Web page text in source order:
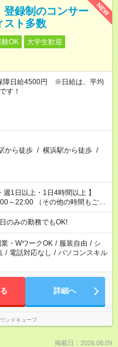
NEW
登録制のコンサー
スト多数
験OK
大学生歓迎
障日給4500円 ※日給は、平均
す！
から徒歩 / 横浜駅から徒歩 /
週1日以上・1日4時間以上 】
の時間もござ
なります！ ☆イベントが早く
のみの勤務でもOK!
・WワークOK / 服装自由 / シ
/ 電話対応なし / パソコンスキル
詳細へ
ンドキューブ
掲載日：2026.08.09